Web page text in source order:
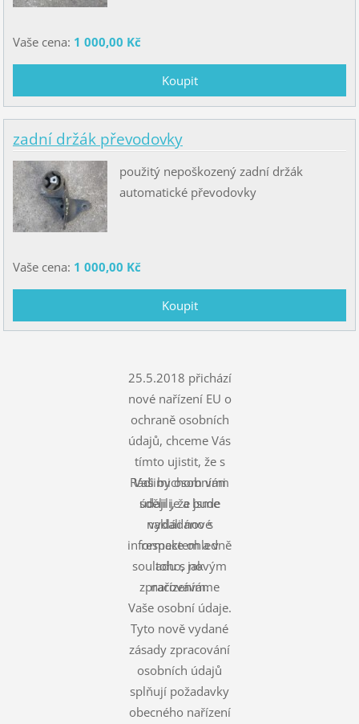
Vaše cena: 1 000,00 Kč
zadní držák převodovky
použitý nepoškozený zadní držák
automatické převodovky
Vaše cena: 1 000,00 Kč
25.5.2018 přichází
nové nařízení EU o
ochraně osobních
údajů, chceme Vás
tímto ujistit, že s
Vašimi osobními
údaji je a bude
nakládáno s
respektem a v
souladu s novým
nařízením.
Rádi bychom vám
sdělili, že jsme
vydali nové
informace ohledně
toho, jak
zpracováváme
Vaše osobní údaje.
Tyto nově vydané
zásady zpracování
osobních údajů
splňují požadavky
obecného nařízení